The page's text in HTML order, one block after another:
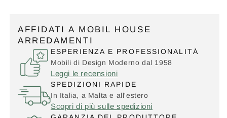
AFFIDATI A MOBIL HOUSE
ARREDAMENTI
ESPERIENZA E PROFESSIONALITÀ
Mobili di Design Moderno dal 1958
Leggi le recensioni
SPEDIZIONI RAPIDE
In Italia, a Malta e all'estero
Scopri di più sulle spedizioni